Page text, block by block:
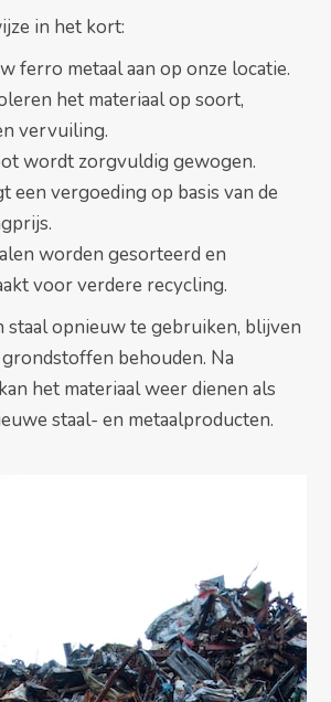
in het kort:
ferro metaal aan op onze locatie.
het materiaal op soort,
vervuiling.
wordt zorgvuldig gewogen.
een vergoeding op basis van de
worden gesorteerd en
voor verdere recycling.
staal opnieuw te gebruiken, blijven
behouden. Na
het materiaal weer dienen als
staal- en metaalproducten.